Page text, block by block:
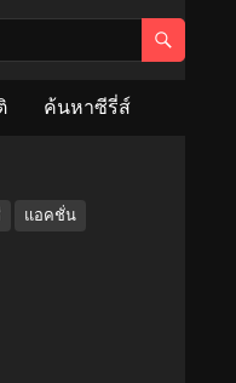
ค้นหาซีรี่ส์
แอคชั่น